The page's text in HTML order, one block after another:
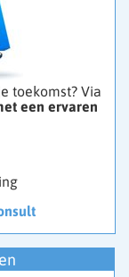
toekomst? Via
een ervaren